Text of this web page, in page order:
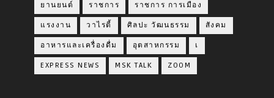
ยานยนต์ ราชการ ราชการ การเมือง
แรงงาน วาไรตี้ ศิลปะ วัฒนธรรม สังคม
อาหารและเครื่องดื่ม อุตสาหกรรม เ
EXPRESS NEWS MSK TALK ZOOM